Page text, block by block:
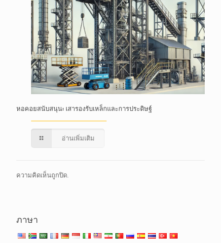
หอคอยสนับสนุน: เสารองรับเหล็กและการประดิษฐ์
อ่านเพิ่มเติม
ความคิดเห็นถูกปิด.
ภาษา